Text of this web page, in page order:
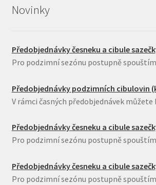
Novinky
Předobjednávky česneku a cibule
Pro podzimní sezónu postupně
Předobjednávky podzimních cibulovin
V rámci časných předobjednávek můžete
Předobjednávky česneku a cibule
Pro podzimní sezónu postupně
Předobjednávky česneku a cibule
Pro podzimní sezónu postupně